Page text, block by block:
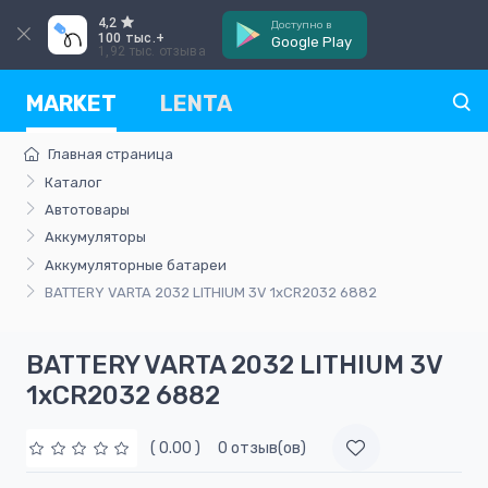
4,2
100 тыс.+
1,92 тыс. отзыва
Доступно в
Google Play
MARKET LENTA
Главная страница
Каталог
Автотовары
Аккумуляторы
Аккумуляторные батареи
BATTERY VARTA 2032 LITHIUM 3V 1xCR2032 6882
BATTERY VARTA 2032 LITHIUM 3V
1xCR2032 6882
( 0.00 ) 0 отзыв(ов)